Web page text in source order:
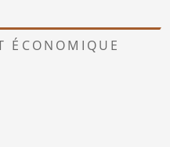
ÉCONOMIQUE